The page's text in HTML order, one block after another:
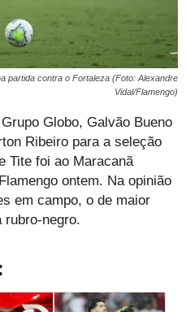
partida contra o Fortaleza (Foto: Alexandre
Vidal/Flamengo)
Globo, Galvão Bueno
Ribeiro para a seleção
Tite foi ao Maracanã
ontem. Na opinião
em campo, o de maior
rubro-negro.